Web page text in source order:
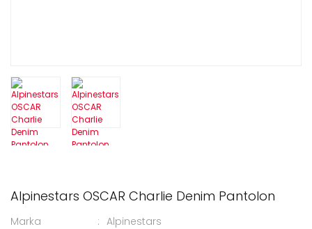
Alpinestars OSCAR Charlie Denim Pantolon
Marka
Alpinestars